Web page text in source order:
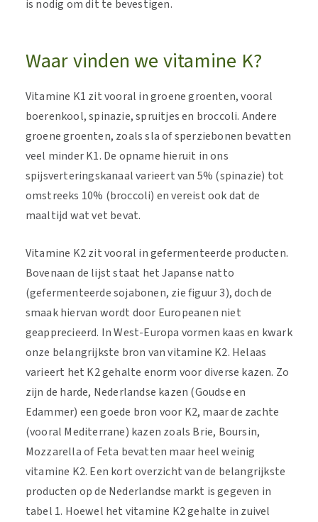
is nodig om dit te bevestigen.
Waar vinden we vitamine K?
Vitamine K1 zit vooral in groene groenten, vooral
boerenkool, spinazie, spruitjes en broccoli. Andere
groene groenten, zoals sla of sperziebonen bevatten
veel minder K1. De opname hieruit in ons
spijsverteringskanaal varieert van 5% (spinazie) tot
omstreeks 10% (broccoli) en vereist ook dat de
maaltijd wat vet bevat.
Vitamine K2 zit vooral in gefermenteerde producten.
Bovenaan de lijst staat het Japanse natto
(gefermenteerde sojabonen, zie figuur 3), doch de
smaak hiervan wordt door Europeanen niet
geapprecieerd. In West-Europa vormen kaas en kwark
onze belangrijkste bron van vitamine K2. Helaas
varieert het K2 gehalte enorm voor diverse kazen. Zo
zijn de harde, Nederlandse kazen (Goudse en
Edammer) een goede bron voor K2, maar de zachte
(vooral Mediterrane) kazen zoals Brie, Boursin,
Mozzarella of Feta bevatten maar heel weinig
vitamine K2. Een kort overzicht van de belangrijkste
producten op de Nederlandse markt is gegeven in
tabel 1. Hoewel het vitamine K2 gehalte in zuivel